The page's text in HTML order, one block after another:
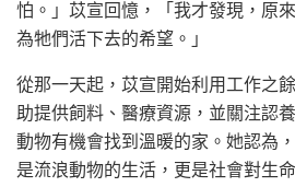
怕。」苡宣回憶，「我才發現，原
為牠們活下去的希望。」
從那一天起，苡宣開始利用工作之
助提供飼料、醫療資源，並關注認
動物有機會找到溫暖的家。她認為
是流浪動物的生活，更是社會對生